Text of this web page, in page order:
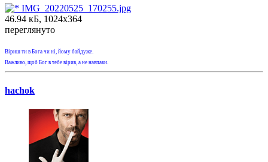
IMG_20220525_170255.jpg
46.94 кБ, 1024x364
переглянуто
Віриш ти в Бога чи ні, йому байдуже.
Важливо, щоб Бог в тебе вірив, а не навпаки.
hachok